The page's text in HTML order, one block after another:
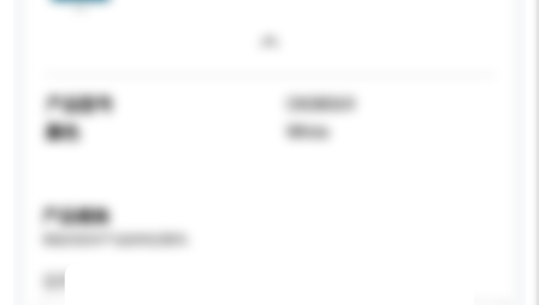
产品型号
CK08069
颜色
White
产品规格